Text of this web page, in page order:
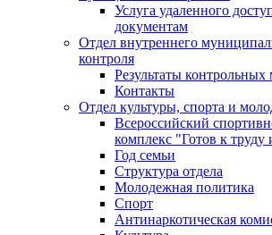
Услуга удаленного
документам
Отдел внутреннего
контроля
Результаты
Контакты
Отдел культуры, спорта и
Всероссийский
комплекс "Готов к труду
Год семьи
Структура отдела
Молодежная политика
Спорт
Антинаркотическая